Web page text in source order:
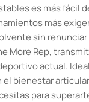
es más fácil
más
sin
More Rep,
actual.
bienestar
para